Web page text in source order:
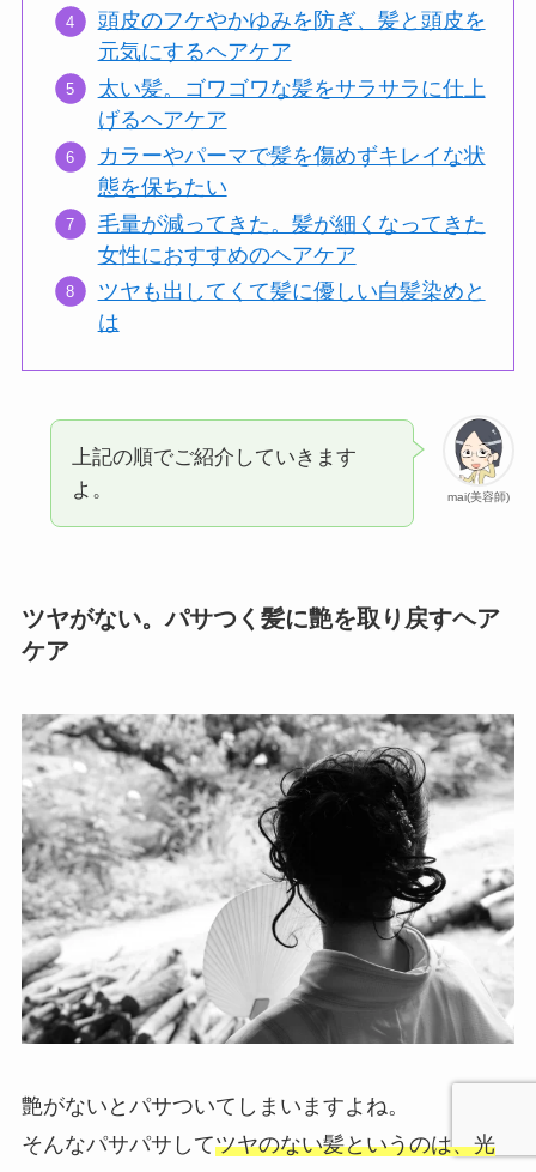
頭皮のフケやかゆみを防ぎ、髪と頭皮を
元気にするヘアケア
太い髪。ゴワゴワな髪をサラサラに仕上
げるヘアケア
カラーやパーマで髪を傷めずキレイな状
態を保ちたい
毛量が減ってきた。髪が細くなってきた
女性におすすめのヘアケア
ツヤも出してくて髪に優しい白髪染めと
は
mai(美容師)
上記の順でご紹介していきます
よ。
ツヤがない。パサつく髪に艶を取り戻すヘア
ケア
艶がないとパサついてしまいますよね。
そんなパサパサしてツヤのない髪というのは、光